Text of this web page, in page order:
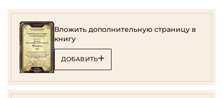
Вложить дополнительную страницу в
книгу
ДОБАВИТЬ